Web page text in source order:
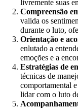
livremente suas
Compreensão
valida os
durante o luto,
Orientação e
enlutado a
emoções e a
Estratégias de
técnicas de
comportamental
lidar com o luto